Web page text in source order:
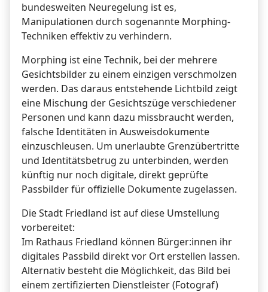
bundesweiten Neuregelung ist es,
Manipulationen durch sogenannte Morphing-
Techniken effektiv zu verhindern.
Morphing ist eine Technik, bei der mehrere
Gesichtsbilder zu einem einzigen verschmolzen
werden. Das daraus entstehende Lichtbild zeigt
eine Mischung der Gesichtszüge verschiedener
Personen und kann dazu missbraucht werden,
falsche Identitäten in Ausweisdokumente
einzuschleusen. Um unerlaubte Grenzübertritte
und Identitätsbetrug zu unterbinden, werden
künftig nur noch digitale, direkt geprüfte
Passbilder für offizielle Dokumente zugelassen.
Die Stadt Friedland ist auf diese Umstellung
vorbereitet:
Im Rathaus Friedland können Bürger:innen ihr
digitales Passbild direkt vor Ort erstellen lassen.
Alternativ besteht die Möglichkeit, das Bild bei
einem zertifizierten Dienstleister (Fotograf)